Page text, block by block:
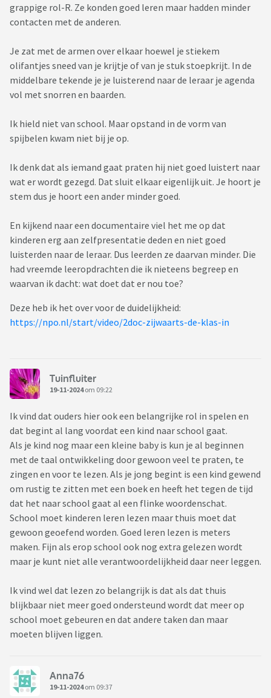
grappige rol-R. Ze konden goed leren maar hadden minder
contacten met de anderen.
Je zat met de armen over elkaar hoewel je stiekem
olifantjes sneed van je krijtje of van je stuk stoepkrijt. In de
middelbare tekende je je luisterend naar de leraar je agenda
vol met snorren en baarden.
Ik hield niet van school. Maar opstand in de vorm van
spijbelen kwam niet bij je op.
Ik denk dat als iemand gaat praten hij niet goed luistert naar
wat er wordt gezegd. Dat sluit elkaar eigenlijk uit. Je hoort je
stem dus je hoort een ander minder goed.
En kijkend naar een documentaire viel het me op dat
kinderen erg aan zelfpresentatie deden en niet goed
luisterden naar de leraar. Dus leerden ze daarvan minder. Die
had vreemde leeropdrachten die ik nieteens begreep en
waarvan ik dacht: wat doet dat er nou toe?
Deze heb ik het over voor de duidelijkheid:
https://npo.nl/start/video/2doc-zijwaarts-de-klas-in
Tuinfluiter
19-11-2024om 09:22
Ik vind dat ouders hier ook een belangrijke rol in spelen en
dat begint al lang voordat een kind naar school gaat.
Als je kind nog maar een kleine baby is kun je al beginnen
met de taal ontwikkeling door gewoon veel te praten, te
zingen en voor te lezen. Als je jong begint is een kind gewend
om rustig te zitten met een boek en heeft het tegen de tijd
dat het naar school gaat al een flinke woordenschat.
School moet kinderen leren lezen maar thuis moet dat
gewoon geoefend worden. Goed leren lezen is meters
maken. Fijn als erop school ook nog extra gelezen wordt
maar je kunt niet alle verantwoordelijkheid daar neer leggen.
Ik vind wel dat lezen zo belangrijk is dat als dat thuis
blijkbaar niet meer goed ondersteund wordt dat meer op
school moet gebeuren en dat andere taken dan maar
moeten blijven liggen.
Anna76
19-11-2024om 09:37